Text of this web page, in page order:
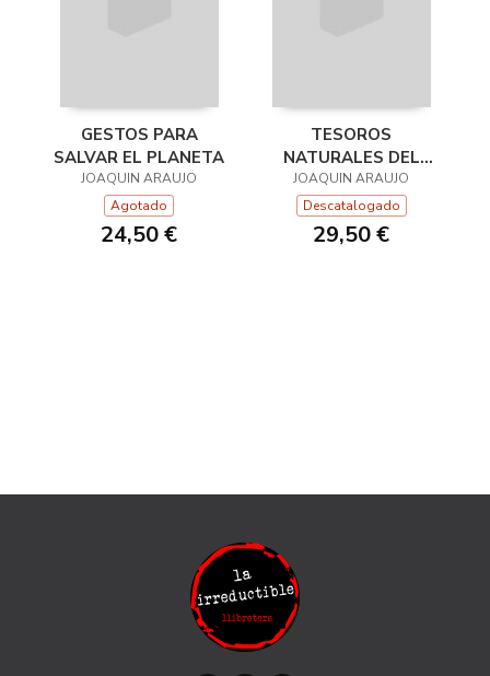
GESTOS PARA
SALVAR EL PLANETA
JOAQUIN ARAUJO
Agotado
24,50 €
TESOROS
NATURALES DEL
MUNDO
JOAQUIN ARAUJO
Descatalogado
29,50 €